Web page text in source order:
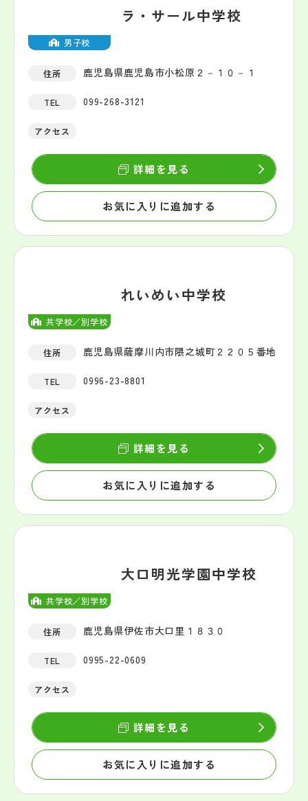
男子校
ラ・サール中学校
住所 鹿児島県鹿児島市小松原２－１０－１
TEL 099-268-3121
アクセス
お気に入りに追加する
詳細を見る
共学校／別学校
れいめい中学校
住所 鹿児島県薩摩川内市隈之城町２２０５番地
TEL 0996-23-8801
アクセス
お気に入りに追加する
詳細を見る
共学校／別学校
大口明光学園中学校
住所 鹿児島県伊佐市大口里１８３０
TEL 0995-22-0609
アクセス
お気に入りに追加する
詳細を見る